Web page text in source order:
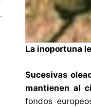
La inoportuna
Sucesivas
mantienen al
fondos